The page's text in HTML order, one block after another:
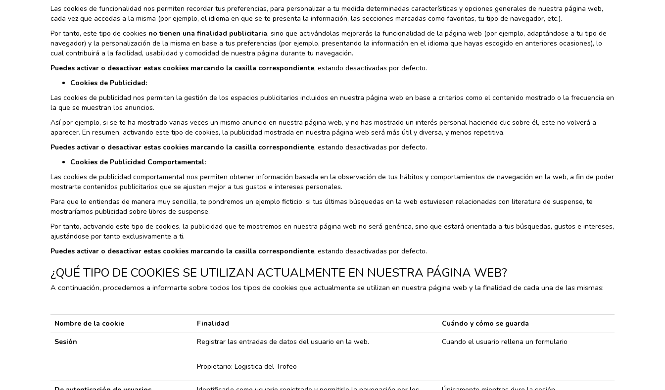
Las cookies de funcionalidad nos permiten recordar tus preferencias, para personalizar a tu medida determinadas características y opciones generales de nuestra página web,
cada vez que accedas a la misma (por ejemplo, el idioma en que se te presenta la información, las secciones marcadas como favoritas, tu tipo de navegador, etc.).
Por tanto, este tipo de cookies no tienen una finalidad publicitaria, sino que activándolas mejorarás la funcionalidad de la página web (por ejemplo, adaptándose a tu tipo de
navegador) y la personalización de la misma en base a tus preferencias (por ejemplo, presentando la información en el idioma que hayas escogido en anteriores ocasiones), lo
cual contribuirá a la facilidad, usabilidad y comodidad de nuestra página durante tu navegación.
Puedes activar o desactivar estas cookies marcando la casilla correspondiente, estando desactivadas por defecto.
Cookies de Publicidad:
Las cookies de publicidad nos permiten la gestión de los espacios publicitarios incluidos en nuestra página web en base a criterios como el contenido mostrado o la frecuencia en
la que se muestran los anuncios.
Así por ejemplo, si se te ha mostrado varias veces un mismo anuncio en nuestra página web, y no has mostrado un interés personal haciendo clic sobre él, este no volverá a
aparecer. En resumen, activando este tipo de cookies, la publicidad mostrada en nuestra página web será más útil y diversa, y menos repetitiva.
Puedes activar o desactivar estas cookies marcando la casilla correspondiente, estando desactivadas por defecto.
Cookies de Publicidad Comportamental:
Las cookies de publicidad comportamental nos permiten obtener información basada en la observación de tus hábitos y comportamientos de navegación en la web, a fin de poder
mostrarte contenidos publicitarios que se ajusten mejor a tus gustos e intereses personales.
Para que lo entiendas de manera muy sencilla, te pondremos un ejemplo ficticio: si tus últimas búsquedas en la web estuviesen relacionadas con literatura de suspense, te
mostraríamos publicidad sobre libros de suspense.
Por tanto, activando este tipo de cookies, la publicidad que te mostremos en nuestra página web no será genérica, sino que estará orientada a tus búsquedas, gustos e intereses,
ajustándose por tanto exclusivamente a ti.
Puedes activar o desactivar estas cookies marcando la casilla correspondiente, estando desactivadas por defecto.
¿QUÉ TIPO DE COOKIES SE UTILIZAN ACTUALMENTE EN NUESTRA PÁGINA WEB?
A continuación, procedemos a informarte sobre todos los tipos de cookies que actualmente se utilizan en nuestra página web y la finalidad de cada una de las mismas:
Nombre de la cookie Finalidad
Cuándo y cómo se guarda
Sesión
Registrar las entradas de datos del usuario en la web.
Propietario: Logistica del Trofeo
Cuando el usuario rellena un formulario